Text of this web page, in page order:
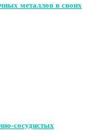
металлов в своих
сосудистых